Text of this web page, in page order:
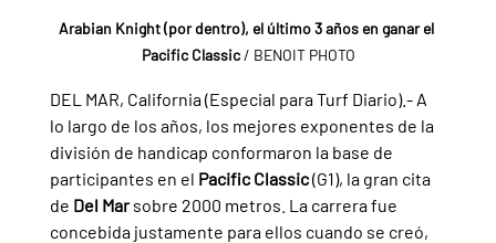
Arabian Knight (por dentro), el último 3 años en ganar el
Pacific Classic / BENOIT PHOTO
DEL MAR, California (Especial para Turf Diario).- A
lo largo de los años, los mejores exponentes de la
división de handicap conformaron la base de
participantes en el Pacific Classic (G1), la gran cita
de Del Mar sobre 2000 metros. La carrera fue
concebida justamente para ellos cuando se creó,